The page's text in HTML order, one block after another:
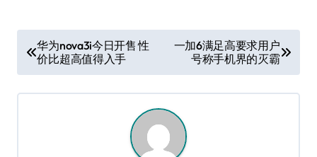
章
导
华为nova3i今日开售 性
价比超高值得入手
一加6满足高要求用户
号称手机界的灭霸